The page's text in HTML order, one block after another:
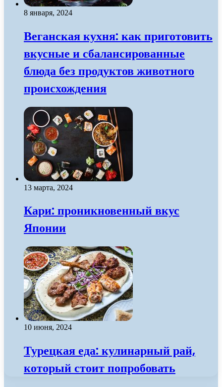
8 января, 2024
Веганская кухня: как приготовить
вкусные и сбалансированные
блюда без продуктов животного
происхождения
13 марта, 2024
Кари: проникновенный вкус
Японии
10 июня, 2024
Турецкая еда: кулинарный рай,
который стоит попробовать